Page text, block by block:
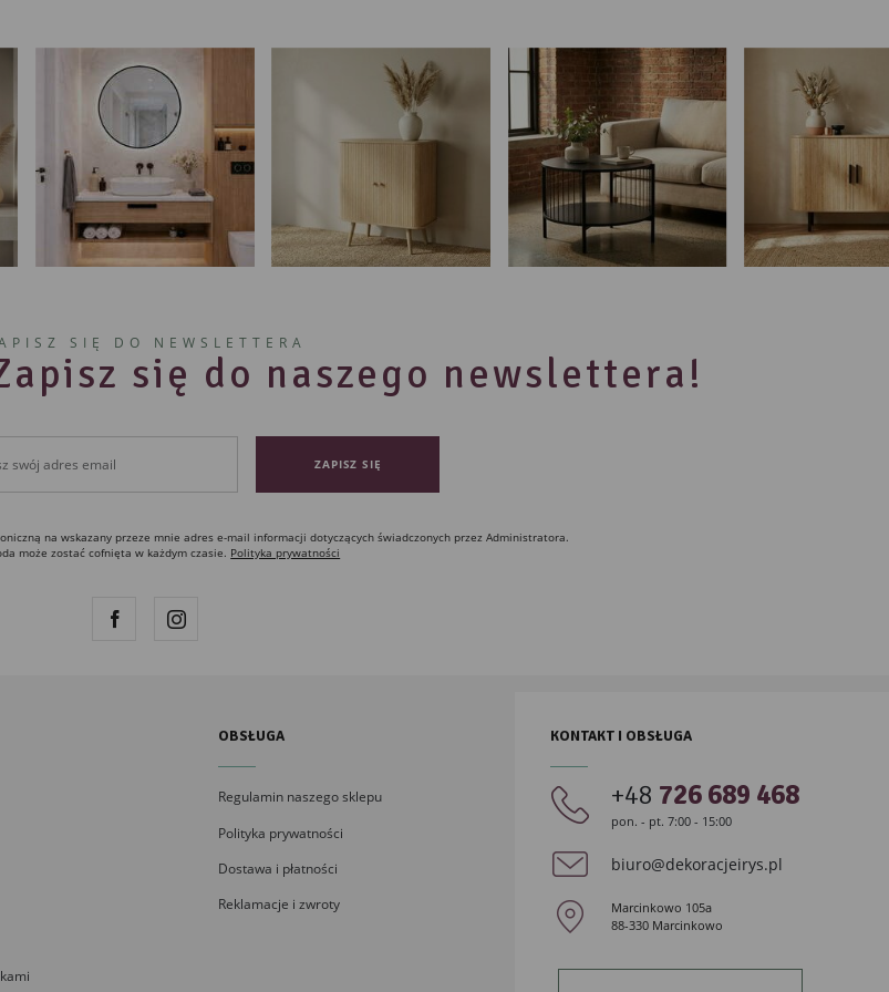
SIĘ DO NEWSLETTERA
się do naszego newslettera!
na wskazany przeze mnie adres e-mail informacji dotyczących świadczonych przez Administratora.
może zostać cofnięta w każdym czasie. Polityka prywatności
OBSŁUGA
Regulamin naszego sklepu
Polityka prywatności
Dostawa i płatności
Reklamacje i zwroty
KONTAKT I OBSŁUGA
+48 726 689 468
pon. - pt. 7:00 - 15:00
biuro@dekoracjeirys.pl
Marcinkowo 105a
88-330 Marcinkowo